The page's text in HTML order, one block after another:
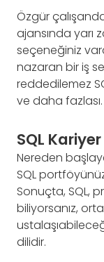
Özgür
ajansında yarı
seçeneğiniz
nazaran bir iş
reddedilemez
ve daha fazlası.
SQL
Nereden
SQL
Sonuçta, SQL,
biliyorsanız,
dilidir.